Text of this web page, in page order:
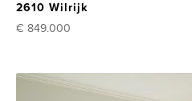
2610 Wilrijk
€ 849.000